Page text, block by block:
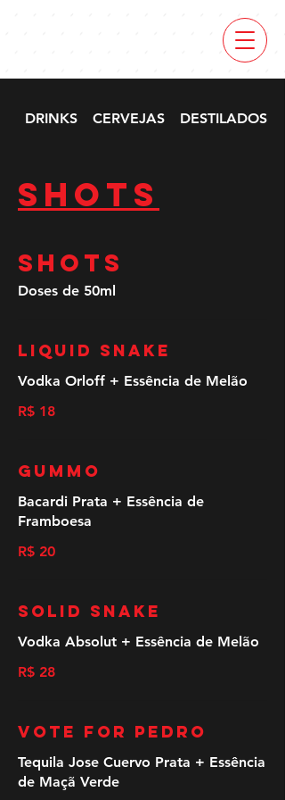
DRINKS CERVEJAS DESTILADOS
SHOTS
SHOTS
Doses de 50ml
Liquid Snake
Vodka Orloff + Essência de Melão
R$ 18
Gummo
Bacardi Prata + Essência de
Framboesa
R$ 20
Solid Snake
Vodka Absolut + Essência de Melão
R$ 28
Vote for Pedro
Tequila Jose Cuervo Prata + Essência
de Maçã Verde